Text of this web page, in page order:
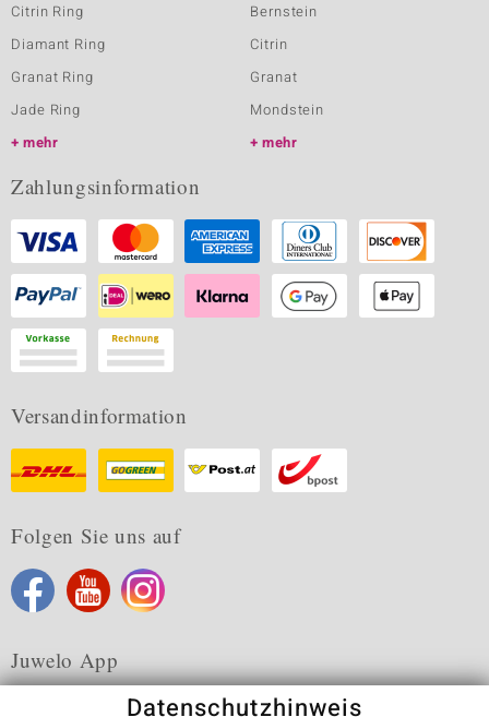
Citrin Ring
Diamant Ring
Granat Ring
Jade Ring
mehr
Bernstein
Citrin
Granat
Mondstein
mehr
Zahlungsinformation
Versandinformation
Folgen Sie uns auf
Juwelo App
Datenschutzhinweis